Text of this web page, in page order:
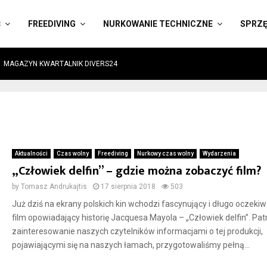
FREEDIVING NURKOWANIE TECHNICZNE
MAGAZYN KWARTALNIK DIVERS24
Aktualności Czas wolny Freediving Nurkowy czas wolny Wydarzenia
„Człowiek delfin” – gdzie można zobaczyć film?
by Tomasz Andrukajtis 17 sierpnia 2018 503
Już dziś na ekrany polskich kin wchodzi fascynujący i długo
film opowiadający historię Jacquesa Mayola – „Człowiek delfin”.
zainteresowanie naszych czytelników informacjami o tej produkcji,
pojawiającymi się na naszych łamach, przygotowaliśmy pełną...